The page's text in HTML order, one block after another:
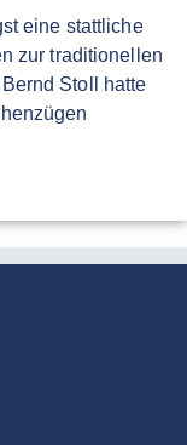
eine stattliche
zur traditionellen
Stoll hatte